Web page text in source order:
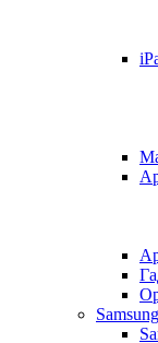
Samsung